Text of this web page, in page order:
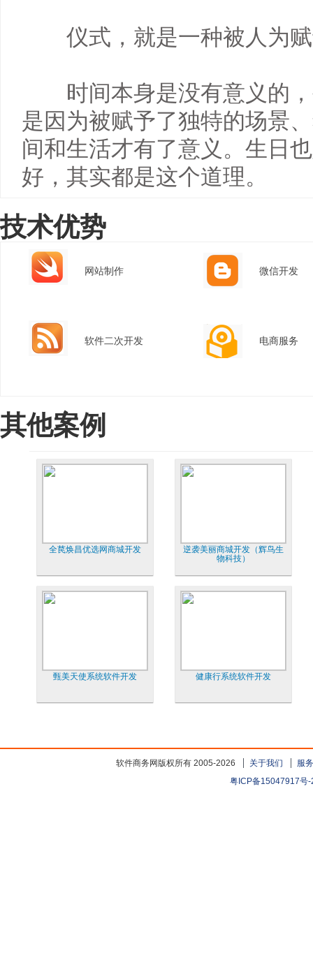
仪式，就是一种被人为赋
时间本身是没有意义的，
是因为被赋予了独特的场景
间和生活才有了意义。生日
好，其实都是这个道理。
技术优势
网站制作 微信开发
软件二次开发 电商服务
其他案例
全苠焕昌优选网商城开发
逆袭美丽商城开发（辉鸟生
物科技）
甄美天使系统软件开发 健康行系统软件开发
软件商务网版权所有 2005-2026 关于我们
服
粤ICP备15047917号-